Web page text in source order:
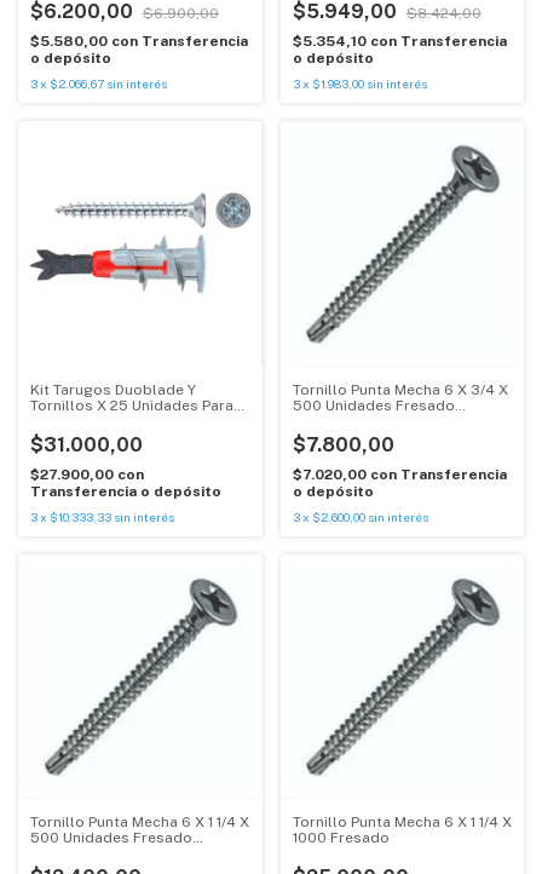
$6.200,00
$6.900,00
$5.580,00 con Transferencia
o depósito
3x $2.066,67 sin interés
$5.949,00
$8.424,00
$5.354,10 con Transferencia
o depósito
3 x $1.983,00 sin interés
Kit Tarugos Duoblade Y
Tornillos X 25 Unidades Para
$31.000,00
$27.900,00 con
Transferencia o depósito
3x $10.333,33 sin interés
Tornillo Punta Mecha 6 X 3/4 X
500 Unidades Fresado
$7.800,00
$7.020,00 con Transferencia
o depósito
3 x $2.600,00 sin interés
Tornillo Punta Mecha 6 X 1 1/4 X
500 Unidades Fresado
Tornillo Punta Mecha 6 X 1 1/4 X
1000 Fresado